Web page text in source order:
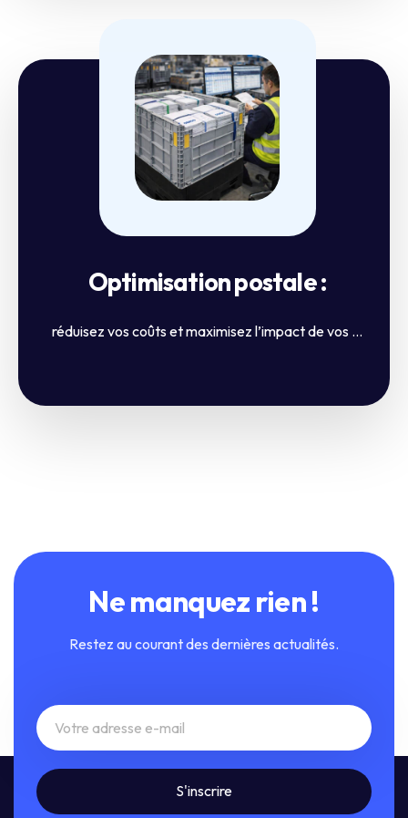
Optimisation postale :
réduisez vos coûts et maximisez l’impact de vos ...
Ne manquez rien !
Restez au courant des dernières actualités.